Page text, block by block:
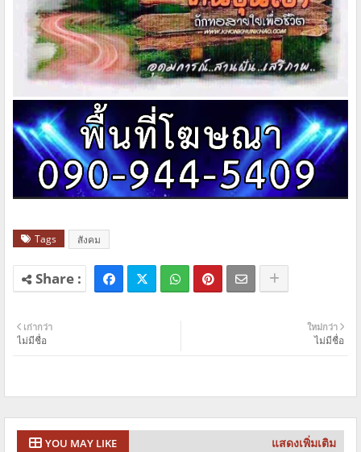
Tags สังคม
ใหม่กว่า
ไม่มีชื่อ
เก่ากว่า
ไม่มีชื่อ
YOU MAY LIKE แสดงเพิ่มเติม